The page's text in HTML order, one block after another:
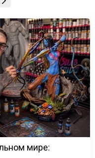
мире: